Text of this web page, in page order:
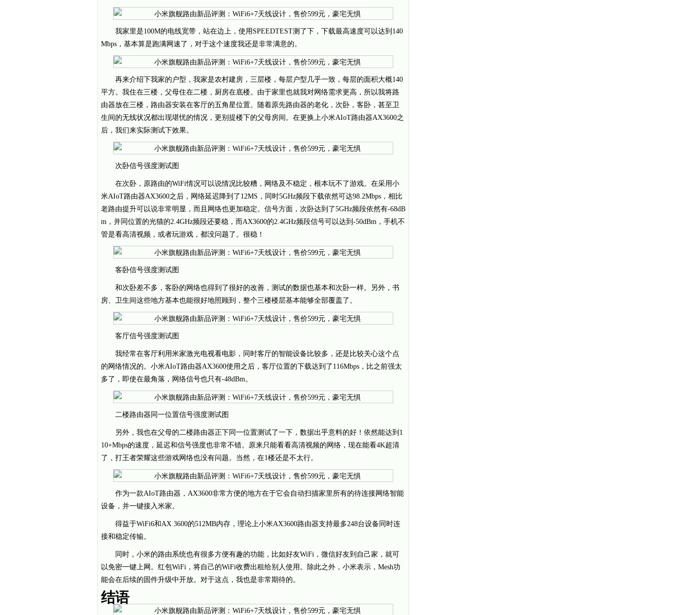
我家里是100M的电线宽带，站在边上，使用SPEEDTEST测了下，下载最高速度可以达到140
Mbps，基本算是跑满网速了，对于这个速度我还是非常满意的。
再来介绍下我家的户型，我家是农村建房，三层楼，每层户型几乎一致，每层的面积大概140
平方。我住在三楼，父母住在二楼，厨房在底楼。由于家里也就我对网络需求更高，所以我将路
由器放在三楼，路由器安装在客厅的五角星位置。随着原先路由器的老化，次卧，客卧，甚至卫
生间的无线状况都出现堪忧的情况，更别提楼下的父母房间。在更换上小米AIoT路由器AX3600之
后，我们来实际测试下效果。
次卧信号强度测试图
在次卧，原路由的WiFi情况可以说情况比较糟，网络及不稳定，根本玩不了游戏。在采用小
米AIoT路由器AX3600之后，网络延迟降到了12MS，同时5GHz频段下载依然可达98.2Mbps，相比
老路由提升可以说非常明显，而且网络也更加稳定。信号方面，次卧达到了5GHz频段依然有-68dB
m，并同位置的光猫的2.4GHz频段还要稳，而AX3600的2.4GHz频段信号可以达到-50dBm，手机不
管是看高清视频，或者玩游戏，都没问题了。很稳！
客卧信号强度测试图
和次卧差不多，客卧的网络也得到了很好的改善，测试的数据也基本和次卧一样。另外，书
房、卫生间这些地方基本也能很好地照顾到，整个三楼楼层基本能够全部覆盖了。
客厅信号强度测试图
我经常在客厅利用米家激光电视看电影，同时客厅的智能设备比较多，还是比较关心这个点
的网络情况的。小米AIoT路由器AX3600使用之后，客厅位置的下载达到了116Mbps，比之前强太
多了，即使在最角落，网络信号也只有-48dBm。
二楼路由器同一位置信号强度测试图
另外，我也在父母的二楼路由器正下同一位置测试了一下，数据出乎意料的好！依然能达到1
10+Mbps的速度，延迟和信号强度也非常不错。原来只能看看高清视频的网络，现在能看4K超清
了，打王者荣耀这些游戏网络也没有问题。当然，在1楼还是不太行。
作为一款AIoT路由器，AX3600非常方便的地方在于它会自动扫描家里所有的待连接网络智能
设备，并一键接入米家。
得益于WiFi6和AX 3600的512MB内存，理论上小米AX3600路由器支持最多248台设备同时连
接和稳定传输。
同时，小米的路由系统也有很多方便有趣的功能，比如好友WiFi，微信好友到自己家，就可
以免密一键上网。红包WiFi，将自己的WiFi收费出租给别人使用。除此之外，小米表示，Mesh功
能会在后续的固件升级中开放。对于这点，我也是非常期待的。
结语